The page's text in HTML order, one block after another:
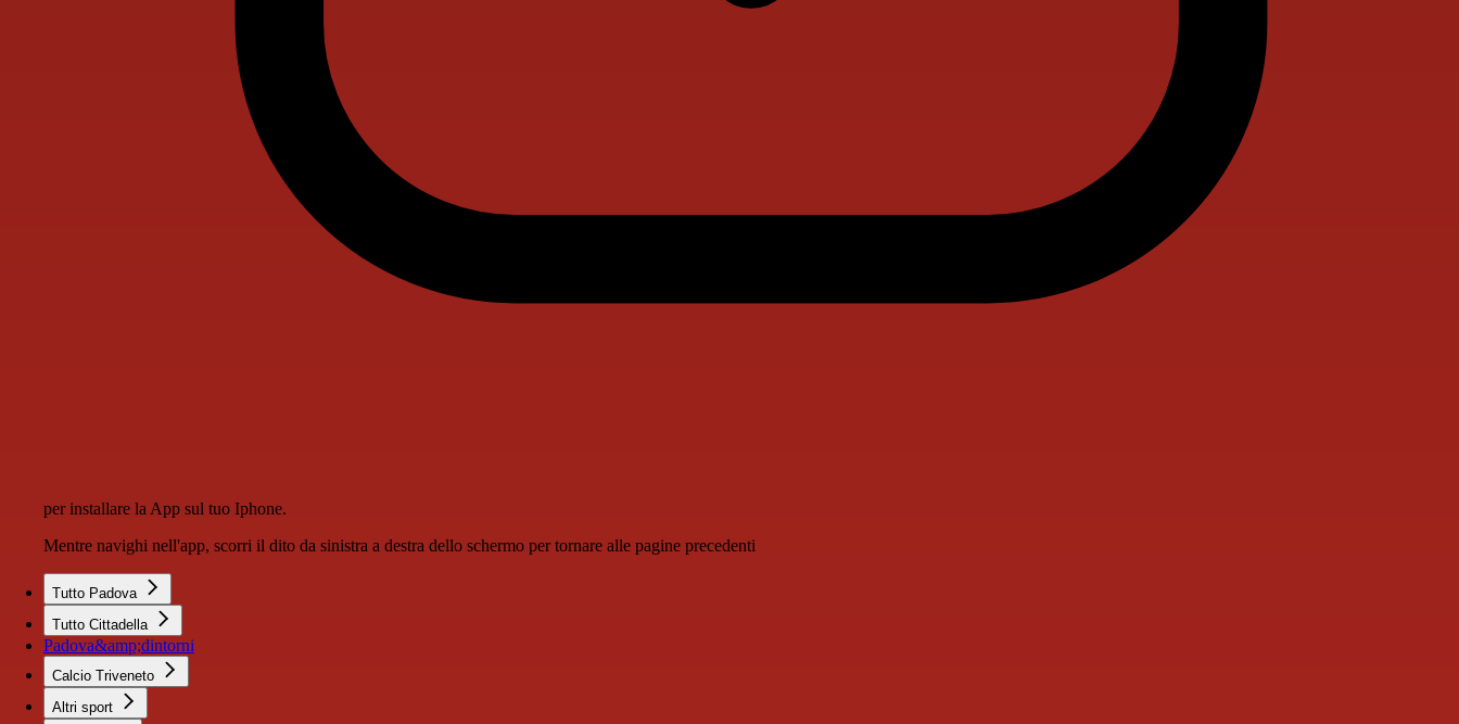
per installare la App sul tuo Iphone.
Mentre navighi nell'app, scorri il dito da sinistra a destra dello schermo per tornare alle pagine precedenti
Tutto Padova
Tutto Cittadella
Padova&amp;dintorni
Calcio Triveneto
Altri sport